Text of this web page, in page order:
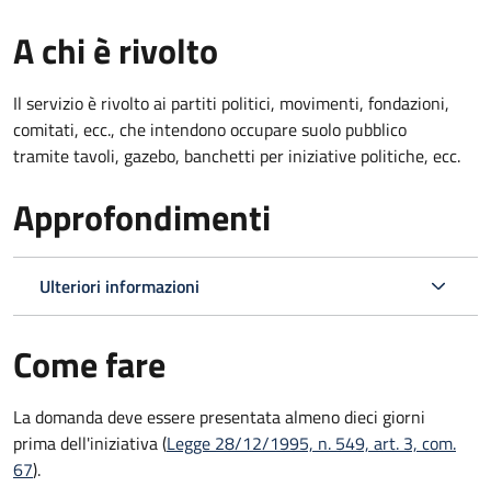
A chi è rivolto
Il servizio è rivolto ai partiti politici, movimenti, fondazioni,
comitati, ecc., che intendono occupare suolo pubblico
tramite tavoli, gazebo, banchetti per iniziative politiche, ecc.
Approfondimenti
Ulteriori informazioni
Come fare
La domanda deve essere presentataalmeno dieci giorni
primadell'iniziativa (Legge 28/12/1995, n. 549, art. 3, com.
67).